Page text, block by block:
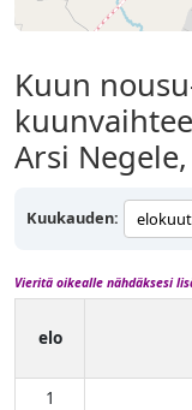
Kuun
Arsi
Kuukauden:
Vieritä oikealle nähdäksesi
elo
1